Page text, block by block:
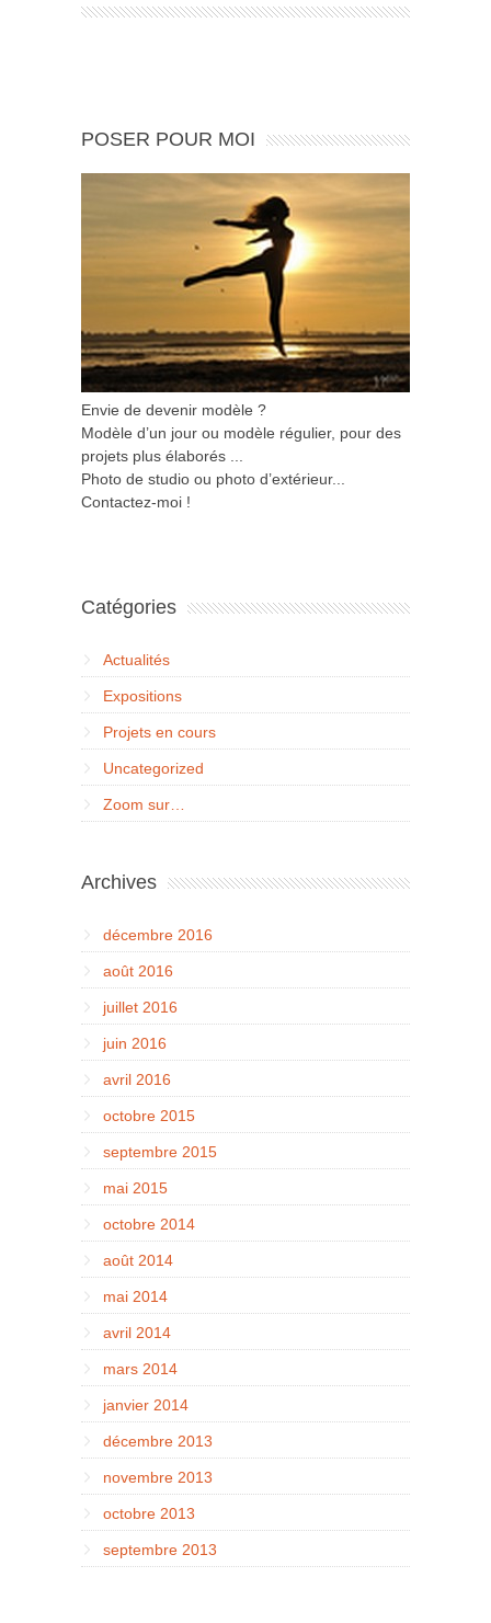
POSER POUR MOI
Envie de devenir modèle ?
Modèle d’un jour ou modèle régulier, pour des
projets plus élaborés ...
Photo de studio ou photo d’extérieur...
Contactez-moi !
Catégories
Actualités
Expositions
Projets en cours
Uncategorized
Zoom sur…
Archives
décembre 2016
août 2016
juillet 2016
juin 2016
avril 2016
octobre 2015
septembre 2015
mai 2015
octobre 2014
août 2014
mai 2014
avril 2014
mars 2014
janvier 2014
décembre 2013
novembre 2013
octobre 2013
septembre 2013